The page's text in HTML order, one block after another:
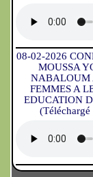
08-02-2026
MOUSSA
NABALOUM
FEMMES A
EDUCATION